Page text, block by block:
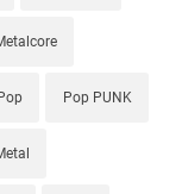
Pop PUNK